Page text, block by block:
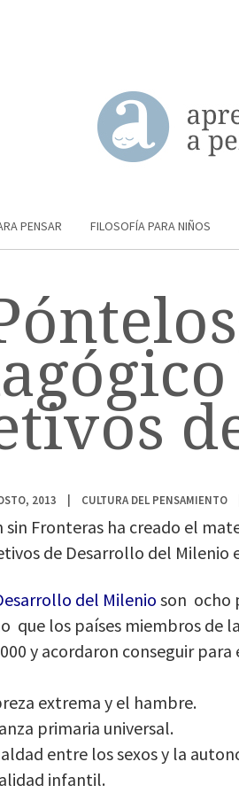
PENSAR FILOSOFÍA PARA NIÑOS
2013 CULTURA DEL PENSAMIENTO
sin Fronteras ha creado el
de Desarrollo del Milenio
del Milenioson ocho
que los países miembros de
y acordaron conseguir para
extrema y el hambre.
primaria universal.
entre los sexos y la
infantil.